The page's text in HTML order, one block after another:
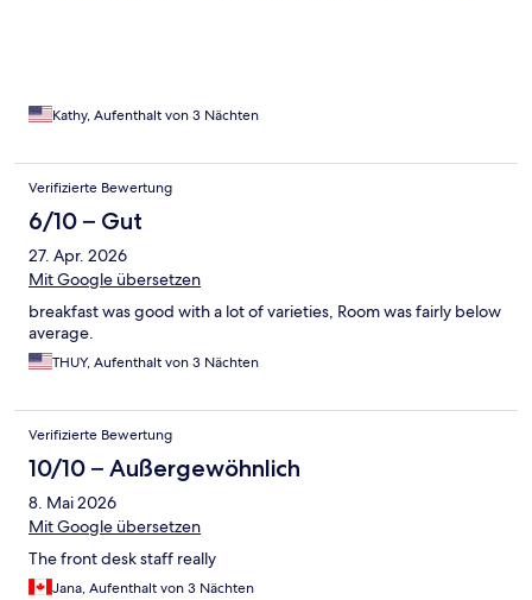
Kathy, Aufenthalt von 3 Nächten
Verifizierte Bewertung
6/10 – Gut
27. Apr. 2026
Mit Google übersetzen
breakfast was good with a lot of varieties, Room was fairly below
average.
THUY, Aufenthalt von 3 Nächten
Verifizierte Bewertung
10/10 – Außergewöhnlich
8. Mai 2026
Mit Google übersetzen
The front desk staff really
Jana, Aufenthalt von 3 Nächten